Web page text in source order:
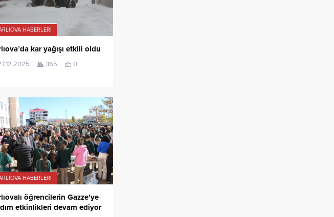
HABERLERI
kar yağışı etkili oldu
365 0
HABERLERI
öğrencilerin Gazze’ye
etkinlikleri devam ediyor